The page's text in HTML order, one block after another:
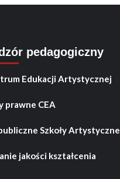
pedagogiczny
Edukacji Artystycznej
prawne CEA
Szkoły Artystyczne
jakości kształcenia